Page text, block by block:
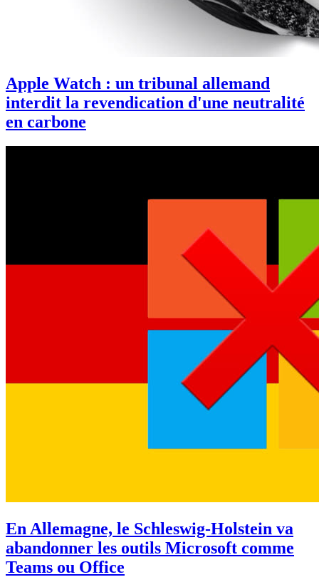
Apple Watch : un tribunal allemand
interdit la revendication d'une neutralité
en carbone
En Allemagne, le Schleswig-Holstein va
abandonner les outils Microsoft comme
Teams ou Office